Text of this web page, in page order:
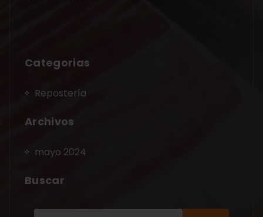
Categorias
Repostería
Archivos
mayo 2024
Buscar